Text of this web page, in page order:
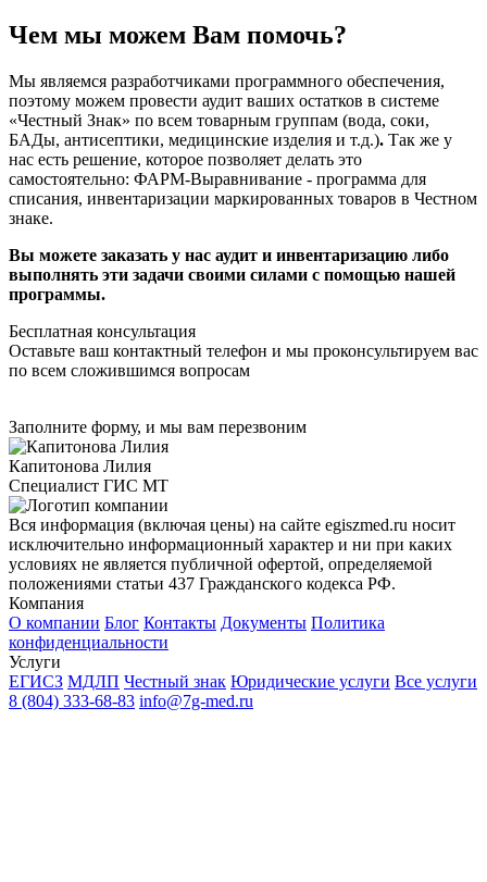
Чем мы можем Вам помочь?
Мы являемся разработчиками программного обеспечения,
поэтому можем провести аудит ваших остатков в системе
«Честный Знак» по всем товарным группам (вода, соки,
БАДы, антисептики, медицинские изделия и т.д.). Так же у
нас есть решение, которое позволяет делать это
самостоятельно: ФАРМ-Выравнивание - программа для
списания, инвентаризации маркированных товаров в Честном
знаке.
Вы можете заказать у нас аудит и инвентаризацию либо
выполнять эти задачи своими силами с помощью нашей
программы.
Бесплатная консультация
Оставьте ваш контактный телефон и мы проконсультируем вас
по всем сложившимся вопросам
Заполните форму, и мы вам перезвоним
Капитонова Лилия
Специалист ГИС МТ
Вся информация (включая цены) на сайте egiszmed.ru носит
исключительно информационный характер и ни при каких
условиях не является публичной офертой, определяемой
положениями статьи 437 Гражданского кодекса РФ.
Компания
О компании Блог Контакты Документы Политика
конфиденциальности
Услуги
ЕГИСЗ МДЛП Честный знак Юридические услуги Все услуги
8 (804) 333-68-83 info@7g-med.ru